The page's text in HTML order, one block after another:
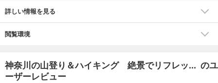
※掲載情報は紙版発行時のものであり、施設の都合により内容・休み・営
い場合があります。
詳しい情報を見る
閲覧環境
神奈川の山登り＆ハイキング 絶景でリフレッ... のユ
ーザーレビュー